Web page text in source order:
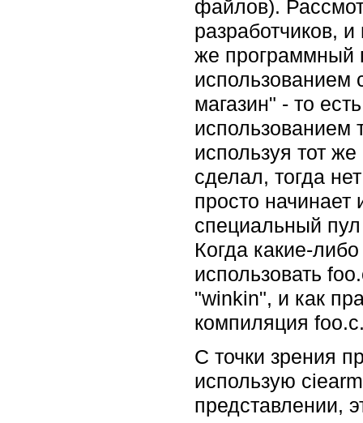
файлов).
разработчиков,
же программный
использованием
магазин" - то
использованием
используя тот
сделал, тогда
просто
специальный
Когда какие-
использовать
"winkin", и как
компиляция
С точки зрения
использую
представлении,